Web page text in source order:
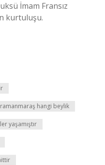
İmam Fransız
kurtuluşu.
hangi beylik
yaşamıştır